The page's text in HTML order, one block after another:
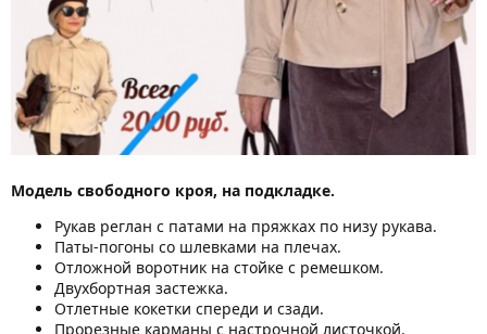
Модель свободного кроя, на подкладке.
Рукав реглан с патами на пряжках по низу рукава.
Паты-погоны со шлевками на плечах.
Отложной воротник на стойке с ремешком.
Двухбортная застежка.
Отлетные кокетки спереди и сзади.
Прорезные карманы с настрочной листочкой.